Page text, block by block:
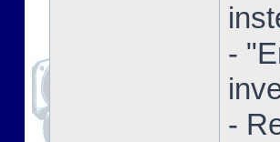
-
-